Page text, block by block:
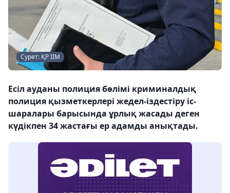
Сурет: ҚР ІІМ
Есіл ауданы полиция бөлімі криминалдық
полиция қызметкерлері жедел-іздестіру іс-
шаралары барысында ұрлық жасады деген
күдікпен 34 жастағы ер адамды анықтады.